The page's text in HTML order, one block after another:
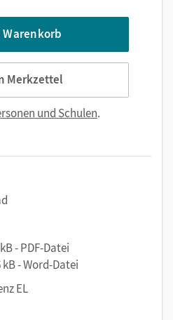
Warenkorb
Merkzettel
und Schulen.
- PDF-Datei
kB - Word-Datei
EL